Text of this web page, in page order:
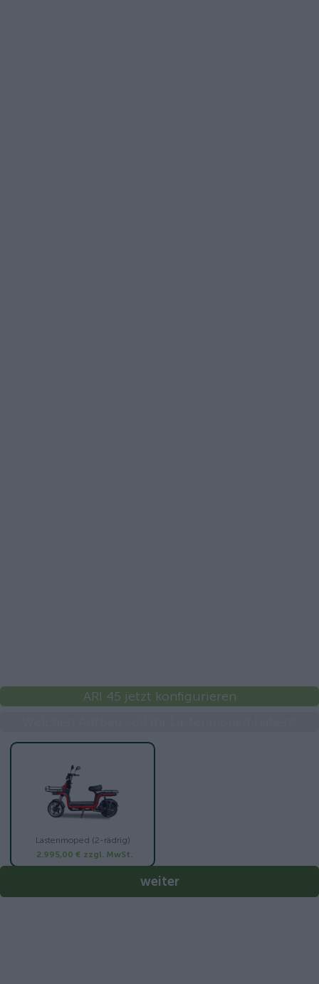
ARI 45 jetzt konfigurieren
Lastenmoped (2-rädrig)
2.995,00 € zzgl. MwSt.
weiter